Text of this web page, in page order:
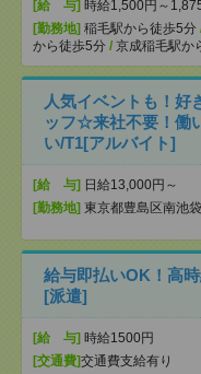
[給 与] 時給1,500円～
[勤務地] 稲毛駅から徒歩5分
から徒歩5分 / 京成稲毛駅か
人気イベントも！好
ッフ☆来社不要！働
い/T1[アルバイト]
[給 与] 日給13,000円～
[勤務地] 東京都豊島区南池
給与即払いOK！高
[派遣]
[給 与] 時給1500円
[交通費]交通費支給有り